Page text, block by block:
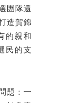
團隊還
造賀錦
的親和
民的支
題：一